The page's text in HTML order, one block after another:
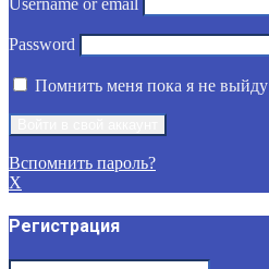
Password
Помнить меня пока я не выйду
Вспомнить пароль?
X
Регистрация